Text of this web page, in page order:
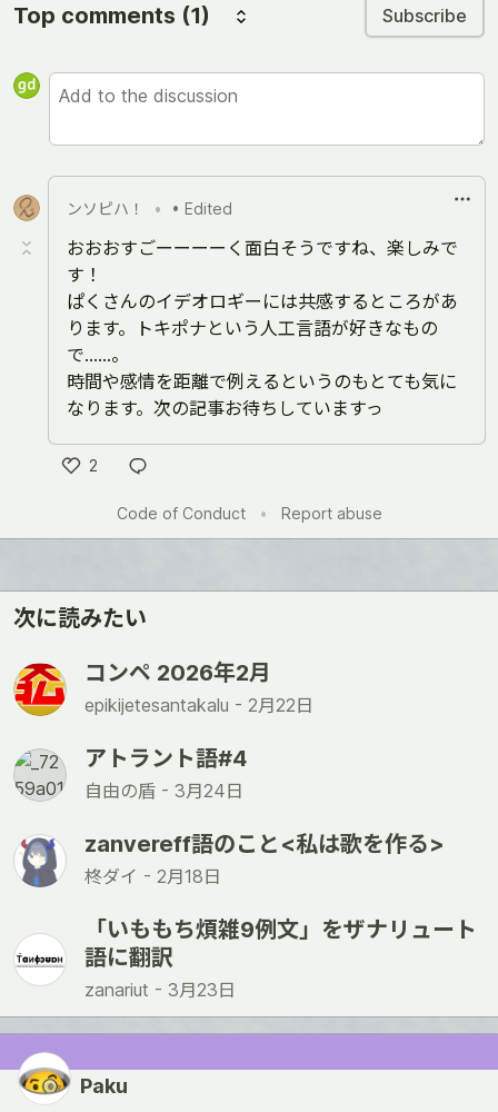
Top comments (1) Subscribe
ンソピハ！ • • Edited
おおおすごーーーーく面白そうですね、楽しみで
す！
ぱくさんのイデオロギーには共感するところがあ
ります。トキポナという人工言語が好きなもの
で……。
時間や感情を距離で例えるというのもとても気に
なります。次の記事お待ちしていますっ
2
Code of Conduct
• Report abuse
次に読みたい
コンペ 2026年2月
epikijetesantakalu - 2月22日
アトラント語#4
自由の盾 - 3月24日
zanvereff語のこと<私は歌を作る>
柊ダイ - 2月18日
「いももち煩雑9例文」をザナリュート
語に翻訳
zanariut - 3月23日
Paku